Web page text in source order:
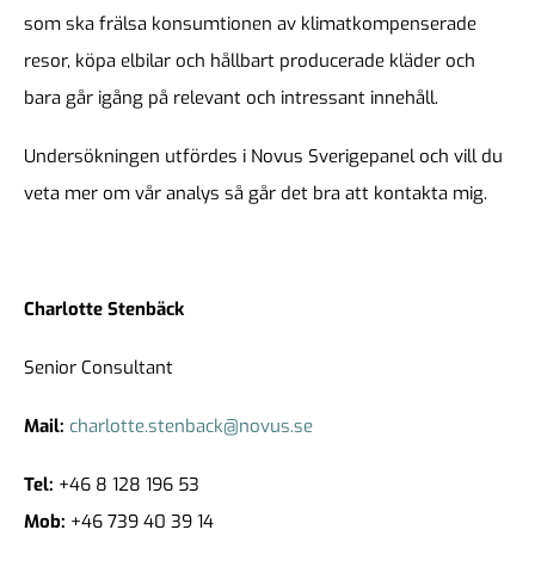
som ska frälsa konsumtionen av klimatkompenserade
resor, köpa elbilar och hållbart producerade kläder och
bara går igång på relevant och intressant innehåll.
Undersökningen utfördes i Novus Sverigepanel och vill du
veta mer om vår analys så går det bra att kontakta mig.
Charlotte Stenbäck
Senior Consultant
Mail: charlotte.stenback@novus.se
Tel: +46 8 128 196 53
Mob: +46 739 40 39 14